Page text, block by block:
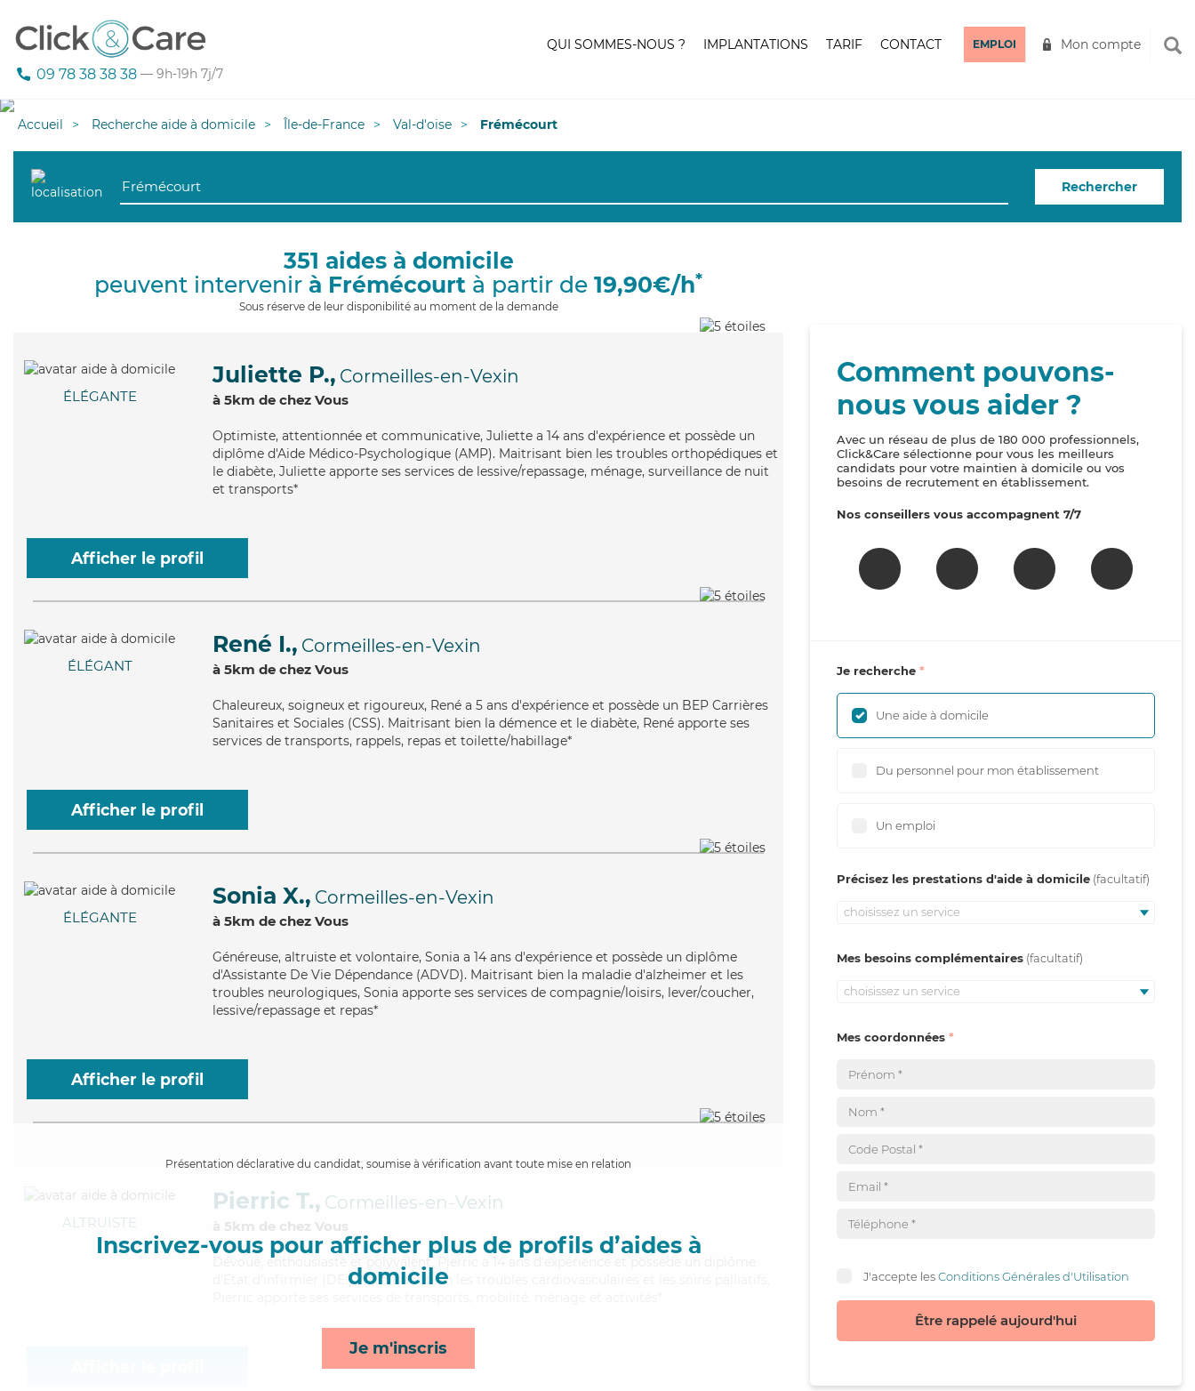
09 78 38 38 38 — 9h-19h 7j/7
QUI SOMMES-NOUS ? IMPLANTATIONS TARIF CONTACT EMPLOI Mon compte
Accueil Recherche aide à domicile Île-de-France Val-d'oise Frémécourt
Rechercher
351 aides à domicile
peuvent intervenir à Frémécourt à partir de 19,90€/h*
Sous réserve de leur disponibilité au moment de la demande
ÉLÉGANTE
Juliette P., Cormeilles-en-Vexin
à 5km de chez Vous
Optimiste, attentionnée et communicative, Juliette a 14 ans d'expérience et possède un
diplôme d'Aide Médico-Psychologique (AMP). Maitrisant bien les troubles orthopédiques et
le diabète, Juliette apporte ses services de lessive/repassage, ménage, surveillance de nuit
et transports*
Afficher le profil
ÉLÉGANT
René I., Cormeilles-en-Vexin
à 5km de chez Vous
Chaleureux, soigneux et rigoureux, René a 5 ans d'expérience et possède un BEP Carrières
Sanitaires et Sociales (CSS). Maitrisant bien la démence et le diabète, René apporte ses
services de transports, rappels, repas et toilette/habillage*
Afficher le profil
ÉLÉGANTE
Sonia X., Cormeilles-en-Vexin
à 5km de chez Vous
Généreuse, altruiste et volontaire, Sonia a 14 ans d'expérience et possède un diplôme
d'Assistante De Vie Dépendance (ADVD). Maitrisant bien la maladie d'alzheimer et les
troubles neurologiques, Sonia apporte ses services de compagnie/loisirs, lever/coucher,
lessive/repassage et repas*
Afficher le profil
Présentation déclarative du candidat, soumise à vérification avant toute mise en relation
Inscrivez-vous pour afficher plus de profils d’aides à
domicile
Je m'inscris
ALTRUISTE
Pierric T., Cormeilles-en-Vexin
à 5km de chez Vous
, enthousiaste et polyvalent, Pierric a 14 ans d'expérience et possède un diplôme
d'Etat d'infirmier (DEI). Maitrisant bien les troubles cardiovasculaires et les soins palliatifs,
Comment pouvons-
nous vous aider ?
Avec un réseau de plus de 180 000 professionnels,
Click&Care sélectionne pour vous les meilleurs
candidats pour votre maintien à domicile ou vos
besoins de recrutement en établissement.
Nos conseillers vous accompagnent 7/7
Je recherche
Une aide à domicile
Du personnel pour mon établissement
Un emploi
Précisez les prestations d'aide à domicile
choisissez un service
Mes besoins complémentaires
choisissez un service
Mes coordonnées
J'accepte lesConditions Générales d'Utilisation
Être rappelé aujourd'hui